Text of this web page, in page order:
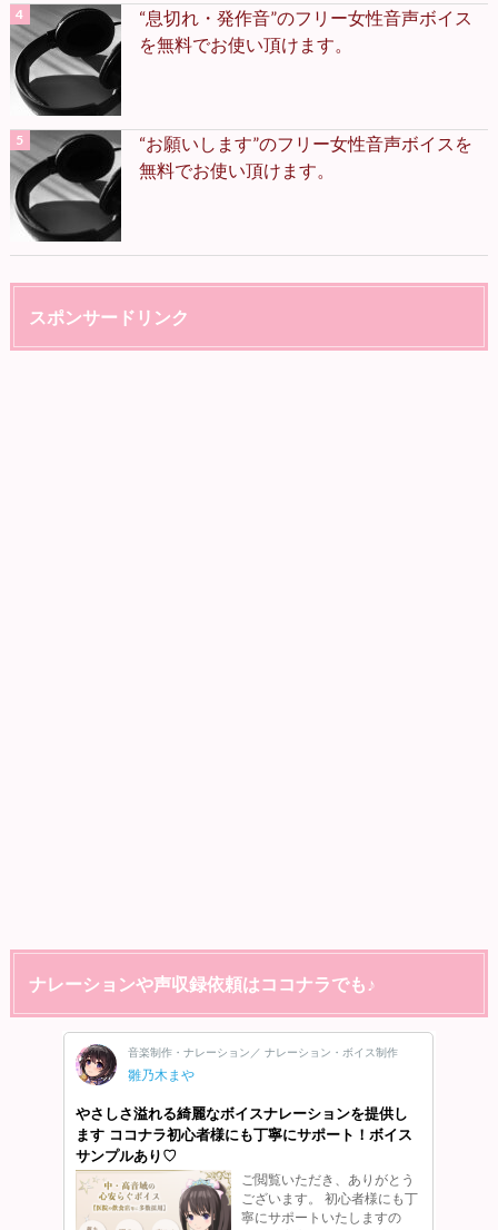
“息切れ・発作音”のフリー女性音声ボイス
を無料でお使い頂けます。
“お願いします”のフリー女性音声ボイスを
無料でお使い頂けます。
スポンサードリンク
ナレーションや声収録依頼はココナラでも♪